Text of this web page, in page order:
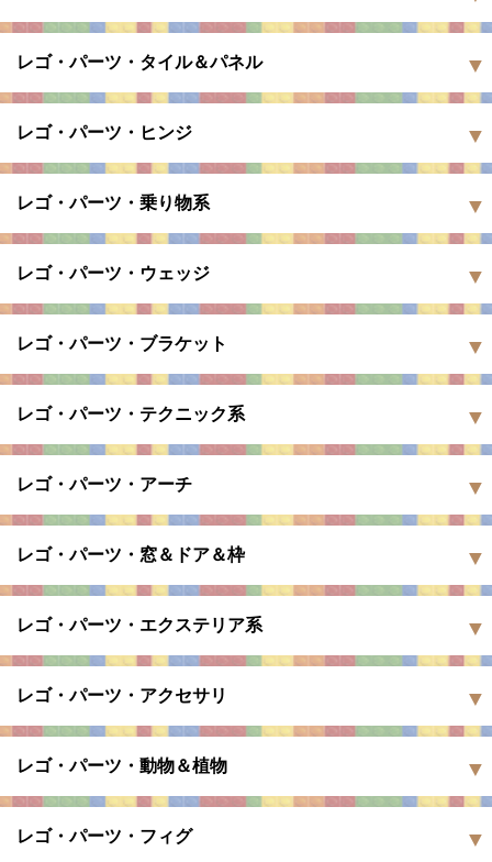
レゴ・パーツ・タイル＆パネル
レゴ・パーツ・ヒンジ
レゴ・パーツ・乗り物系
レゴ・パーツ・ウェッジ
レゴ・パーツ・ブラケット
レゴ・パーツ・テクニック系
レゴ・パーツ・アーチ
レゴ・パーツ・窓＆ドア＆枠
レゴ・パーツ・エクステリア系
レゴ・パーツ・アクセサリ
レゴ・パーツ・動物＆植物
レゴ・パーツ・フィグ